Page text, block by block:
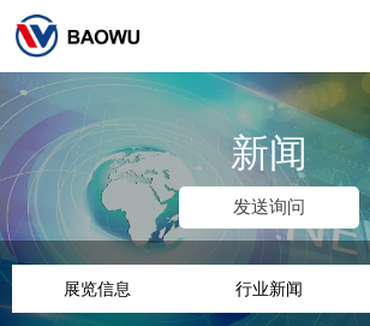
新闻
发送询问
展览信息 行业新闻